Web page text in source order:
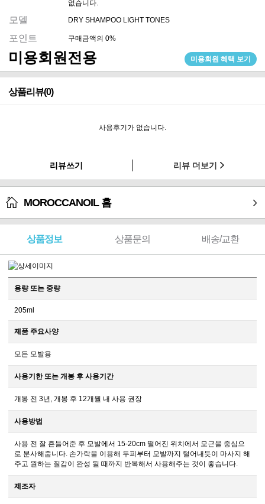
없습니다.
모델 DRY SHAMPOO LIGHT TONES
포인트 구매금액의 0%
미용회원전용 미용회원 혜택 보기
상품리뷰(0)
사용후기가 없습니다.
리뷰쓰기 리뷰 더보기
MOROCCANOIL 홈
상품정보 상품문의 배송/교환
용량 또는 중량
205ml
제품 주요사양
모든 모발용
사용기한 또는 개봉 후 사용기간
개봉 전 3년, 개봉 후 12개월 내 사용 권장
사용방법
사용 전 잘 흔들어준 후 모발에서 15-20cm 떨어진 위치에서 모근을 중심으
로 분사해줍니다. 손가락을 이용해 두피부터 모발까지 털어내듯이 마사지 해
주고 원하는 질감이 완성 될 때까지 반복해서 사용해주는 것이 좋습니다.
제조자